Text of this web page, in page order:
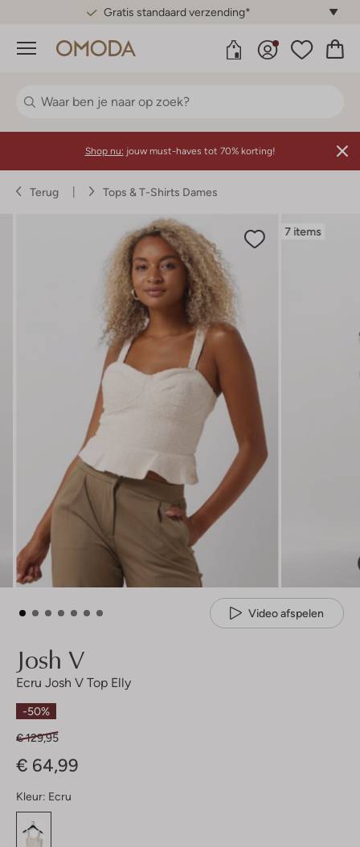
Gratis standaard verzending*
Menu
Shop nu: jouw must-haves tot 70% korting!
Terug Tops & T-Shirts Dames
7 items
Video afspelen
Josh V
Ecru Josh V Top Elly
-50%
€ 129,95
€ 64,99
Kleur: Ecru